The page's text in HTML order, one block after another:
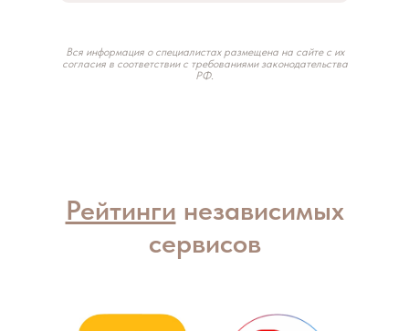
Вся информация о специалистах размещена на сайте с их
согласия в соответствии с требованиями законодательства
РФ.
Рейтинги независимых
сервисов